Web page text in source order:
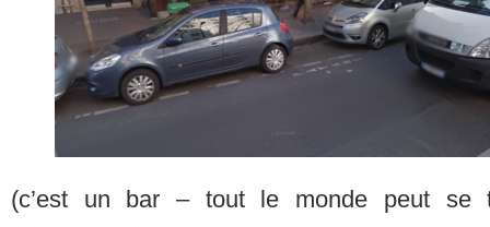
(c’est un bar – tout le monde peut se